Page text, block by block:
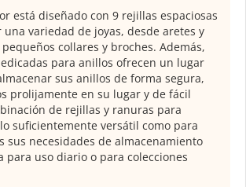
está diseñado con 9 rejillas espaciosas
una variedad de joyas, desde aretes y
collares y broches. Además,
para anillos ofrecen un lugar
sus anillos de forma segura,
prolijamente en su lugar y de fácil
de rejillas y ranuras para
suficientemente versátil como para
sus necesidades de almacenamiento
para uso diario o para colecciones